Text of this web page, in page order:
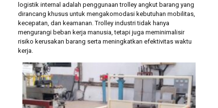
logistik internal adalah penggunaan trolley angkut barang yang
dirancang khusus untuk mengakomodasi kebutuhan mobilitas,
kecepatan, dan keamanan. Trolley industri tidak hanya
mengurangi beban kerja manusia, tetapi juga meminimalisir
risiko kerusakan barang serta meningkatkan efektivitas waktu
kerja.